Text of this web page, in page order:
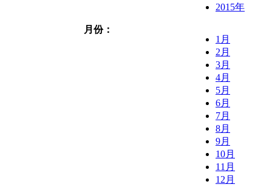
2015年
月份：
1月
2月
3月
4月
5月
6月
7月
8月
9月
10月
11月
12月